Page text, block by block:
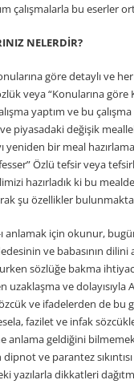
çalışmalarla bu eserler
NELERDİR?
göre detaylı ve
veya “Konularına göre
yaptım ve bu
piyasadaki değişik
yeniden bir meal
Özlü tefsir veya
hazırladık ki bu
şu özellikler
ı anlamak için okunur,
ve babasının dilini
sözlüğe bakma
ve dolayısıyla
ve ifadelerden de bu
fazilet ve infak
anlama geldiğini
dipnot ve parantez
yazılarla dikkatleri